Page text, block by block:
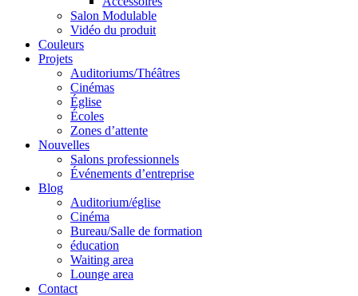
Salon Modulable
Vidéo du produit
Couleurs
Projets
Auditoriums/Théâtres
Cinémas
Église
Écoles
Zones d’attente
Nouvelles
Salons professionnels
Événements d’entreprise
Blog
Auditorium/église
Cinéma
Bureau/Salle de formation
éducation
Waiting area
Lounge area
Contact